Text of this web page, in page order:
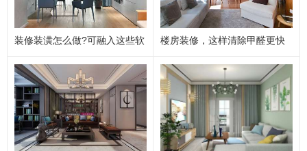
门窗装修改造技巧，隔音隔热又密封
定制柜选材避坑指南，实用耐用不踩雷
地面装修施工注意事项，防滑耐磨易打理
墙面装修施工注意事项，平整耐用不开裂
防水施工注意事项，彻底杜绝渗水漏水
厨房装修细节攻略，做饭动线顺畅不鸡肋
装修装潢怎么做?可融入这些软
楼房装修，这样清除甲醛更快